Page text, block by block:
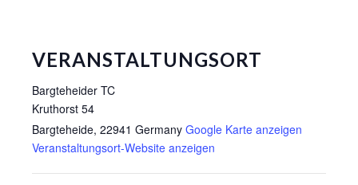
VERANSTALTUNGSORT
Bargteheider TC
Kruthorst 54
Bargteheide, 22941 Germany Google Karte anzeigen
Veranstaltungsort-Website anzeigen